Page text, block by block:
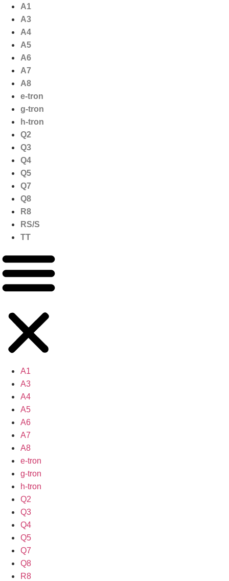
naar
inhoud
A1
A3
A4
A5
A6
A7
A8
e-tron
g-tron
h-tron
Q2
Q3
Q4
Q5
Q7
Q8
R8
RS/S
TT
A1
A3
A4
A5
A6
A7
A8
e-tron
g-tron
h-tron
Q2
Q3
Q4
Q5
Q7
Q8
R8